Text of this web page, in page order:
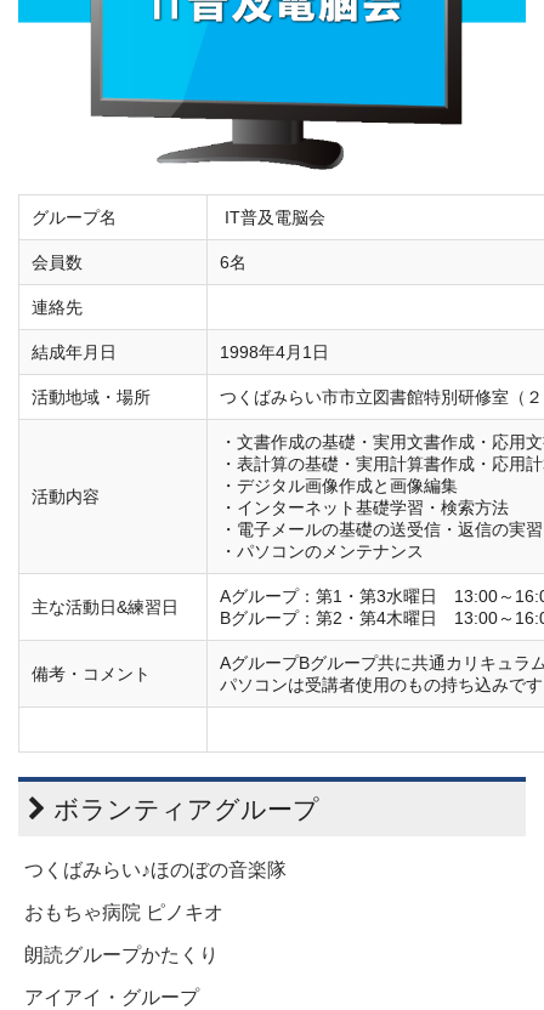
グループ名 IT普及電脳会
会員数 6名
連絡先
結成年月日 1998年4月1日
活動地域・場所 つくばみらい市市立図書館特別研修室（
活動内容
・文書作成の基礎・実用文書作成・応用
・表計算の基礎・実用計算書作成・応用
・デジタル画像作成と画像編集
・インターネット基礎学習・検索方法
・電子メールの基礎の送受信・返信の実習
・パソコンのメンテナンス
主な活動日&練習日
Aグループ：第1・第3水曜日 13:00～
Bグループ：第2・第4木曜日 13:00～
備考・コメント
AグループBグループ共に共通カリキュラ
パソコンは受講者使用のもの持ち込みで
ボランティアグループ
つくばみらい♪ほのぼの音楽隊
おもちゃ病院 ピノキオ
朗読グループかたくり
アイアイ・グループ